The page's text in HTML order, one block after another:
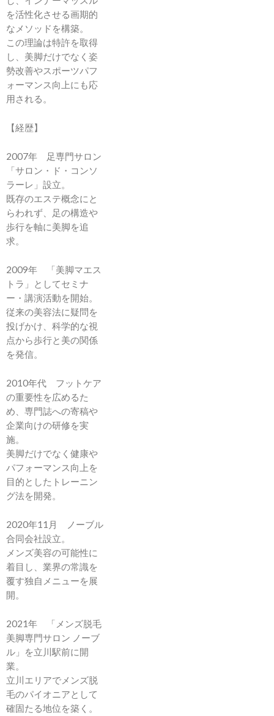
を活性化させる画期的
なメソッドを構築。
この理論は特許を取得
し、美脚だけでなく姿
勢改善やスポーツパフ
ォーマンス向上にも応
用される。
【経歴】
2007年 足専門サロン
「サロン・ド・コンソ
ラーレ」設立。
既存のエステ概念にと
らわれず、足の構造や
歩行を軸に美脚を追
求。
2009年 「美脚マエス
トラ」としてセミナ
ー・講演活動を開始。
従来の美容法に疑問を
投げかけ、科学的な視
点から歩行と美の関係
を発信。
2010年代 フットケア
の重要性を広めるた
め、専門誌への寄稿や
企業向けの研修を実
施。
美脚だけでなく健康や
パフォーマンス向上を
目的としたトレーニン
グ法を開発。
2020年11月 ノーブル
合同会社設立。
メンズ美容の可能性に
着目し、業界の常識を
覆す独自メニューを展
開。
2021年 「メンズ脱毛
美脚専門サロン ノーブ
ル」を立川駅前に開
業。
立川エリアでメンズ脱
毛のパイオニアとして
確固たる地位を築く。